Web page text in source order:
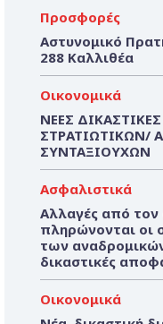
Προσφορές
Αστυνομικό
288 Καλλιθέα
Οικονομικά
ΝΕΕΣ
ΣΤΡΑΤΙΩΤΙΚΩΝ/
ΣΥΝΤΑΞΙΟΥΧΩΝ
Ασφαλιστικά
Αλλαγές από
πληρώνονται οι
των
δικαστικές
Οικονομικά